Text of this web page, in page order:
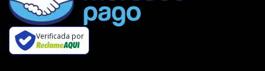
Verificada por